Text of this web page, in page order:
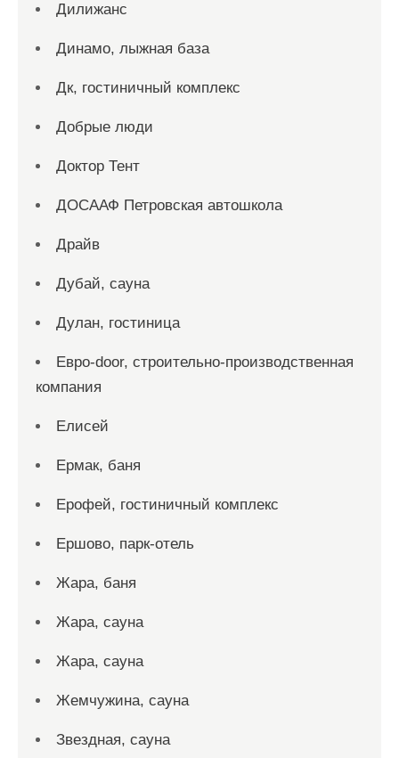
Дилижанс
Динамо, лыжная база
Дк, гостиничный комплекс
Добрые люди
Доктор Тент
ДОСААФ Петровская автошкола
Драйв
Дубай, сауна
Дулан, гостиница
Евро-door, строительно-производственная
компания
Елисей
Ермак, баня
Ерофей, гостиничный комплекс
Ершово, парк-отель
Жара, баня
Жара, сауна
Жара, сауна
Жемчужина, сауна
Звездная, сауна